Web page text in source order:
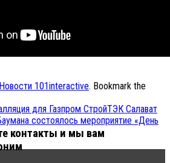
контакты и мы вам
Новости 101interactive. Bookmark the
для Газпром СтройТЭК Салават
состоялось мероприятие «День